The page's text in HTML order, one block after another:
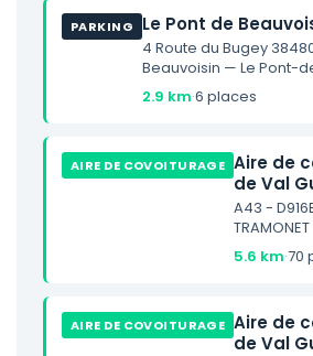
PARKING Le Pont de
4 Route du Bugey
Beauvoisin — Le Pont-
2.9 km·6 places
AIRE DE COVOITURAGE Aire de
de Val
A43 -
TRAMONET
5.6 km·70
AIRE DE COVOITURAGE Aire de
de Val